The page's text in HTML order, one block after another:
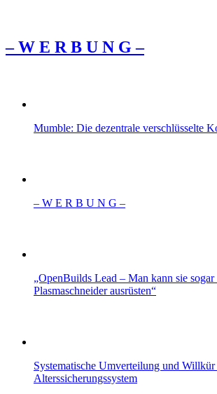
– W Ε R Β U Ν G –
Mumble: Die dezentrale verschlüsselte
– W Ε R Β U Ν G –
„OpenBuilds Lead – Man kann sie
Plasmaschneider ausrüsten“
Systematische Umverteilung und Willkür
Alterssicherungssystem